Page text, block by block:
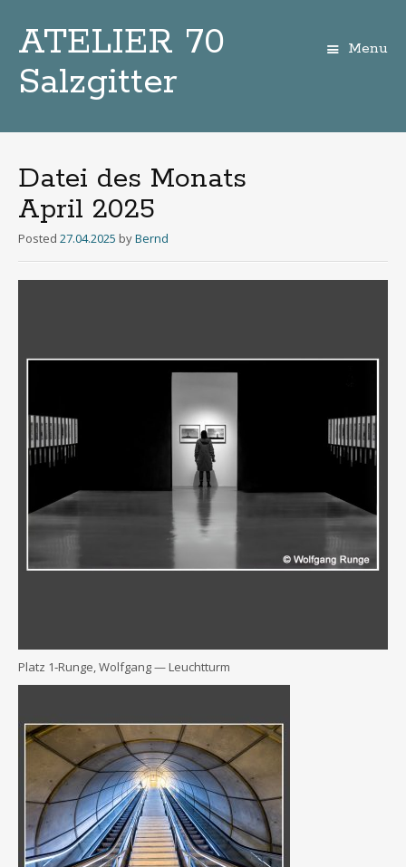
ATELIER 70
Salzgitter
Menu
Datei des Monats
April 2025
Posted 27.04.2025 byBernd
Platz 1‑Runge, Wolf­gang — Leuchtturm